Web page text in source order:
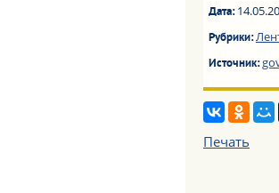
Дата:
Рубрики:
Источник:
Печать